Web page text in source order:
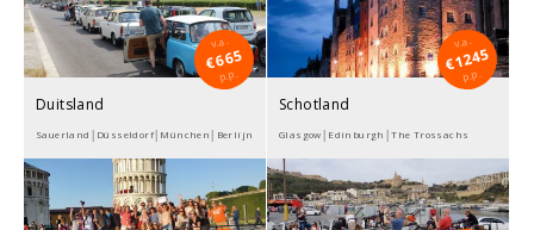
v.a.
€665
p.p.
Duitsland
Sauerland│Düsseldorf│München│Berlijn│Hamburg
v.a.
€1245
p.p.
Schotland
Glasgow│Edinburgh│The Trossachs